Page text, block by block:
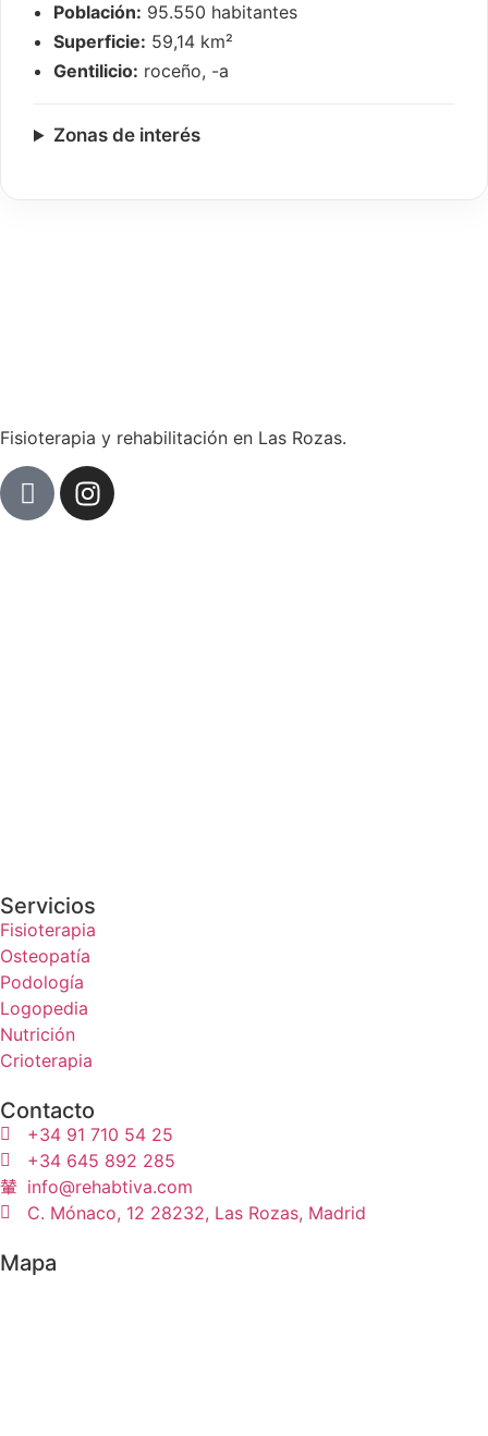
Población: 95.550 habitantes
Superficie: 59,14 km²
Gentilicio: roceño, -a
Zonas de interés
Fisioterapia y rehabilitación en Las Rozas.
Servicios
Fisioterapia
Osteopatía
Podología
Logopedia
Nutrición
Crioterapia
Contacto
+34 91 710 54 25
+34 645 892 285
info@rehabtiva.com
C. Mónaco, 12 28232, Las Rozas, Madrid
Mapa